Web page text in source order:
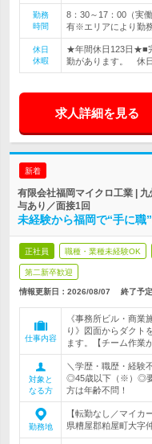
勤務
時間
8：30～17：00（実
有※エリアにより勤
休日
休暇
★年間休日123日★■
勤があります。 休
求人詳細を見る
新着
有限会社福岡マイクロ工業 |
与あり／面接1回
未経験から福岡で“手に職
正社員 職種・業種未経験OK
第二新卒歓迎
情報更新日：2026/08/07 終了予定
仕事内容
《事務所ビル・商業
り》図面からダクト
ます。【チーム作業
対象と
なる方
＼学歴・職歴・経験
◎45歳以下（※）◎要
方は年齢不問！
勤務地
【転勤なし／マイ
県糟屋郡粕屋町大字